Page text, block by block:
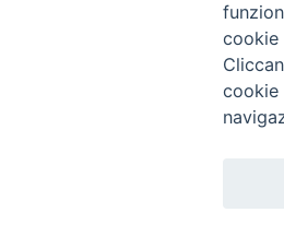
Copyright © 2019 -
cookie
cookie